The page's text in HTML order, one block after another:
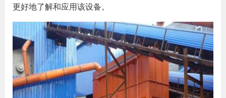
更好地了解和应用该设备。